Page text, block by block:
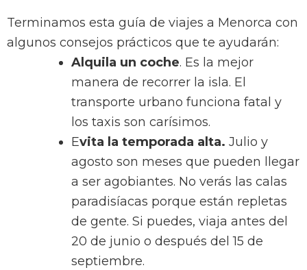
Terminamos esta guía de viajes a Menorca con
algunos consejos prácticos que te ayudarán:
Alquila un coche. Es la mejor
manera de recorrer la isla. El
transporte urbano funciona fatal y
los taxis son carísimos.
Evita la temporada alta. Julio y
agosto son meses que pueden llegar
a ser agobiantes. No verás las calas
paradisíacas porque están repletas
de gente. Si puedes, viaja antes del
20 de junio o después del 15 de
septiembre.